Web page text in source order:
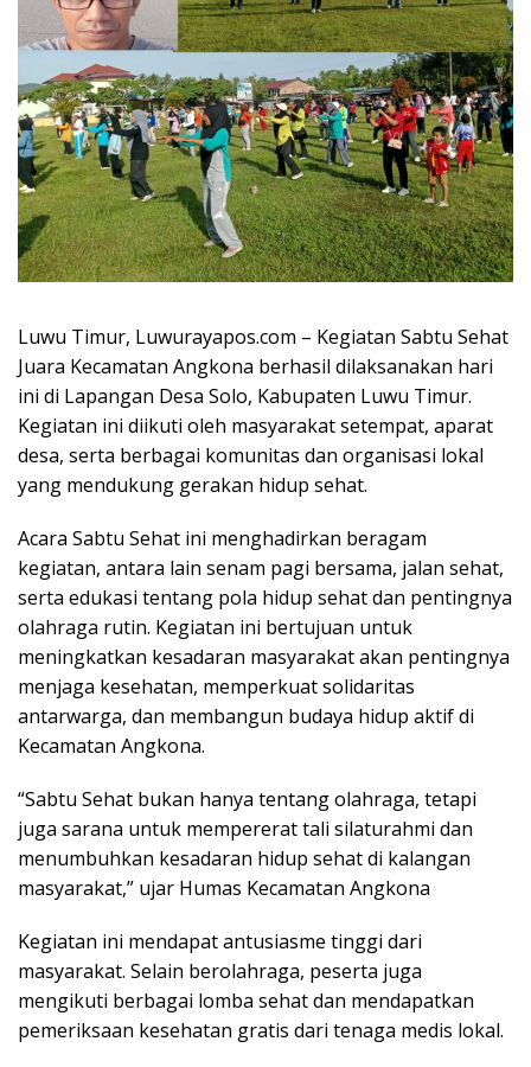
Luwu Timur, Luwurayapos.com – Kegiatan Sabtu Sehat
Juara Kecamatan Angkona berhasil dilaksanakan hari
ini di Lapangan Desa Solo, Kabupaten Luwu Timur.
Kegiatan ini diikuti oleh masyarakat setempat, aparat
desa, serta berbagai komunitas dan organisasi lokal
yang mendukung gerakan hidup sehat.
Acara Sabtu Sehat ini menghadirkan beragam
kegiatan, antara lain senam pagi bersama, jalan sehat,
serta edukasi tentang pola hidup sehat dan pentingnya
olahraga rutin. Kegiatan ini bertujuan untuk
meningkatkan kesadaran masyarakat akan pentingnya
menjaga kesehatan, memperkuat solidaritas
antarwarga, dan membangun budaya hidup aktif di
Kecamatan Angkona.
“Sabtu Sehat bukan hanya tentang olahraga, tetapi
juga sarana untuk mempererat tali silaturahmi dan
menumbuhkan kesadaran hidup sehat di kalangan
masyarakat,” ujar Humas Kecamatan Angkona
Kegiatan ini mendapat antusiasme tinggi dari
masyarakat. Selain berolahraga, peserta juga
mengikuti berbagai lomba sehat dan mendapatkan
pemeriksaan kesehatan gratis dari tenaga medis lokal.